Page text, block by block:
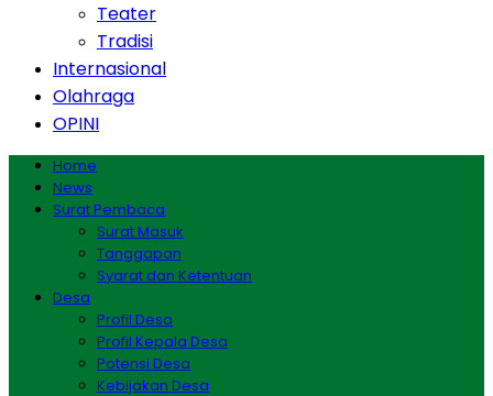
Teater
Tradisi
Internasional
Olahraga
OPINI
Home
News
Surat Pembaca
Surat Masuk
Tanggapan
Syarat dan Ketentuan
Desa
Profil Desa
Profil Kepala Desa
Potensi Desa
Kebijakan Desa